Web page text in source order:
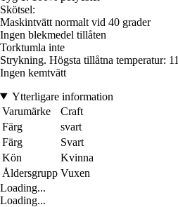
Skötsel:
Maskintvätt normalt vid 40 grader
Ingen blekmedel tillåten
Torktumla inte
Strykning. Högsta tillåtna temperatur:
Ingen kemtvätt
Ytterligare information
Varumärke
Craft
Färg
svart
Färg
Svart
Kön
Kvinna
Åldersgrupp Vuxen
Loading...
Loading...